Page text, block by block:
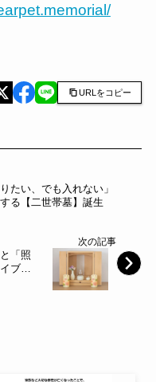
URLをコピー
りたい、でも入れない」
る【二世帯墓】誕生
次の記事
「照
ブリ